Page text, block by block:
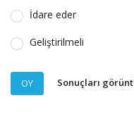
İdare eder
Geliştirilmeli
OY Sonuçları